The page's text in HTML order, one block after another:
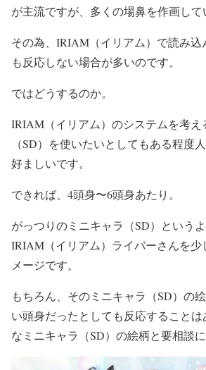
が主流ですが、多くの場鼻を作画して
その為、IRIAM（イリアム）で読み込
も反応しない場合が多いのです。
ではどうするのか。
IRIAM（イリアム）のシステムを考え
（SD）を使いたいとしてもある程度
好ましいです。
できれば、4頭身〜6頭身あたり。
がっつりのミニキャラ（SD）という
IRIAM（イリアム）ライバーさんを少
メージです。
もちろん、そのミニキャラ（SD）の
い頭身だったとしても反応すること
なミニキャラ（SD）の絵柄と要相談に